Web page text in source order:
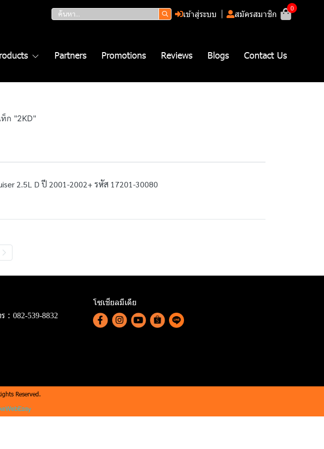
เข้าสู่ระบบ สมัครสมาชิก
0
Partners Promotions Reviews Blogs Contact Us
ก "2KD"
2.5L D ปี 2001-2002+ รหัส 17201-30080
: 082-539-8832
โซเชียลมีเดีย
Reserved.